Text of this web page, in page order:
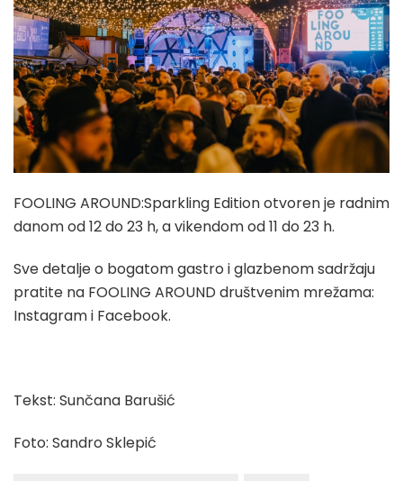
FOOLING AROUND:Sparkling Edition otvoren je radnim
danom od 12 do 23 h, a vikendom od 11 do 23 h.
Sve detalje o bogatom gastro i glazbenom sadržaju
pratite na FOOLING AROUND društvenim mrežama:
Instagram i Facebook.
Tekst: Sunčana Barušić
Foto: Sandro Sklepić